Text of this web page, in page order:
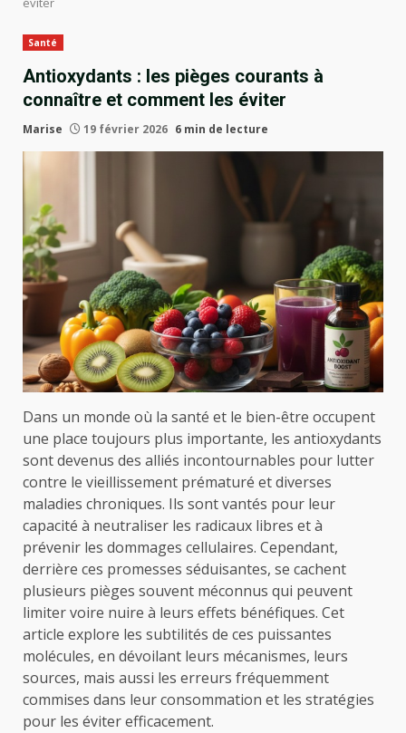
Santé
Antioxydants : les pièges courants à
connaître et comment les éviter
Marise 19 février 2026 6 min de lecture
Dans un monde où la santé et le bien-être occupent
une place toujours plus importante, les antioxydants
sont devenus des alliés incontournables pour lutter
contre le vieillissement prématuré et diverses
maladies chroniques. Ils sont vantés pour leur
capacité à neutraliser les radicaux libres et à
prévenir les dommages cellulaires. Cependant,
derrière ces promesses séduisantes, se cachent
plusieurs pièges souvent méconnus qui peuvent
limiter voire nuire à leurs effets bénéfiques. Cet
article explore les subtilités de ces puissantes
molécules, en dévoilant leurs mécanismes, leurs
sources, mais aussi les erreurs fréquemment
commises dans leur consommation et les stratégies
pour les éviter efficacement.